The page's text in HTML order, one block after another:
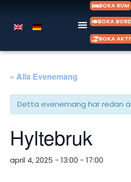
BOKA RUM
BOKA BORD
BOKA
« Alla Evenemang
Detta evenemang har redan
Hyltebruk
april 4, 2025 - 13:00 - 17:00